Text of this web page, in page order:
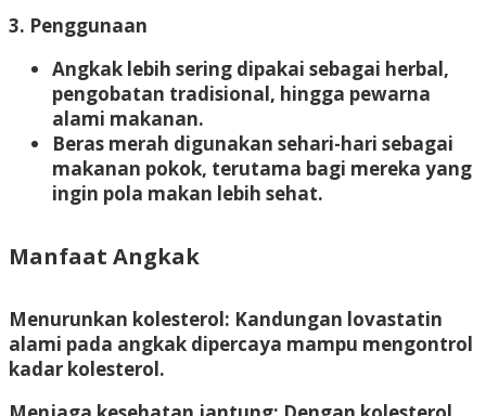
3. Penggunaan
Angkak lebih sering dipakai sebagai herbal,
pengobatan tradisional, hingga pewarna
alami makanan.
Beras merah digunakan sehari-hari sebagai
makanan pokok, terutama bagi mereka yang
ingin pola makan lebih sehat.
Manfaat Angkak
Menurunkan kolesterol: Kandungan lovastatin
alami pada angkak dipercaya mampu mengontrol
kadar kolesterol.